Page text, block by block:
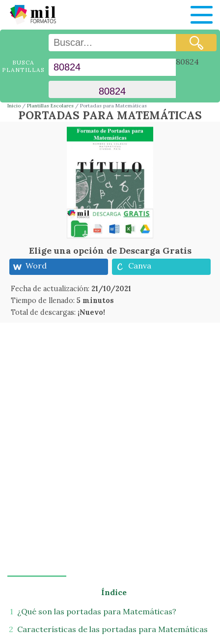
BUSCA
PLANTILLAS
80824
Inicio Plantillas Escolares Portadas para Matemáticas
PORTADAS PARA MATEMÁTICAS
Elige una opción de Descarga Gratis
Word Canva
Fecha de actualización: 21/10/2021
Tiempo de llenado:5 minutos
Total de descargas: ¡Nuevo!
Índice
¿Qué son las portadas para Matemáticas?
Características de las portadas para Matemáticas